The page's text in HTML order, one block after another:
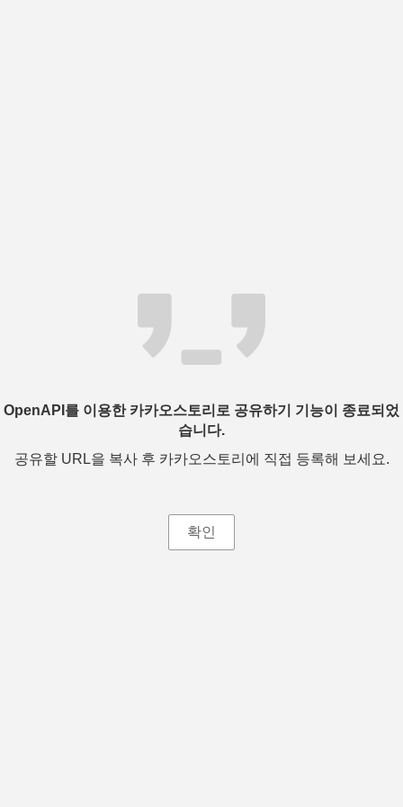
OpenAPI를 이용한 카카오스토리로 공유하기 기능이 종료되었
습니다.
공유할 URL을 복사 후 카카오스토리에 직접 등록해 보세요.
확인